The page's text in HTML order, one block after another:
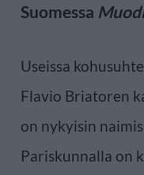
Suomessa
Useissa
Flavio Briatoren
on nykyisin
Pariskunnalla on